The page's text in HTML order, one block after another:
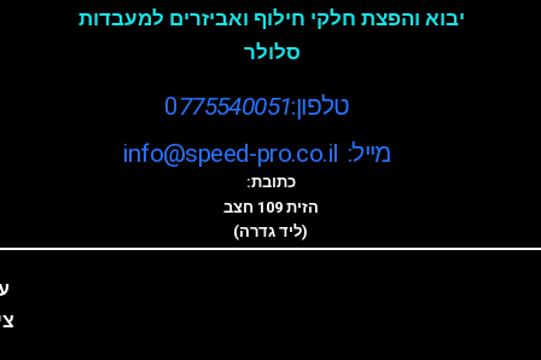
יבוא והפצת חלקי חילוף ואביזרים למעבדות
סלולר
טלפון:0775540051
מייל: info@speed-pro.co.il
כתובת:
הזית 109 חצב
(ליד גדרה)